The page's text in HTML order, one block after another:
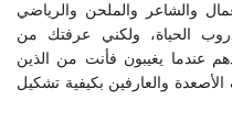
والشاعر والملحن والرياضي
الحياة، ولكني عرفتك من
عندما يغيبون فأنت من الذين
والعارفين بكيفية تشكيل